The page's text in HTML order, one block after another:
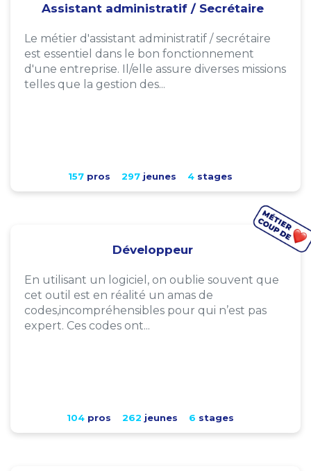
Assistant administratif / Secrétaire
Le métier d'assistant administratif / secrétaire
est essentiel dans le bon fonctionnement
d'une entreprise. Il/elle assure diverses missions
telles que la gestion des...
157pros 297jeunes 4stages
Développeur
En utilisant un logiciel, on oublie souvent que
cet outil est en réalité un amas de
codes,incompréhensibles pour qui n’est pas
expert. Ces codes ont...
104pros 262 jeunes 6 stages